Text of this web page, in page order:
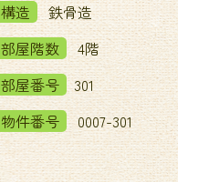
構造
鉄骨造
部屋階数
4階
部屋番号
301
物件番号
0007-301